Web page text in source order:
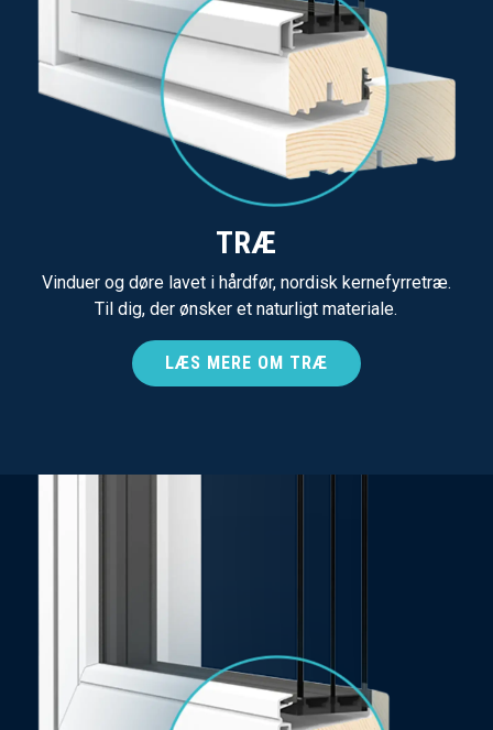
TRÆ
Vinduer og døre lavet i hårdfør, nordisk kernefyrretræ.
Til dig, der ønsker et naturligt materiale.
LÆS MERE OM TRÆ